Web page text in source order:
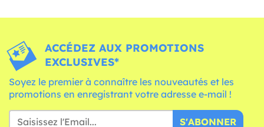
ACCÉDEZ AUX PROMOTIONS
EXCLUSIVES*
Soyez le premier à connaître les nouveautés et les
promotions en enregistrant votre adresse e-mail !
S'ABONNER